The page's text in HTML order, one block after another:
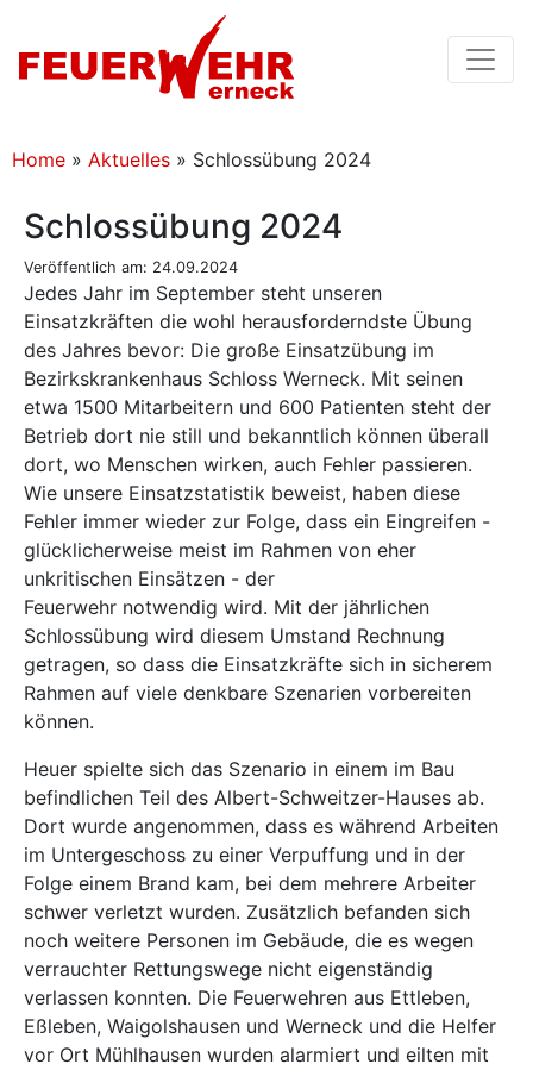
Home » Aktuelles » Schlossübung 2024
Schlossübung 2024
Veröffentlich am: 24.09.2024
Jedes Jahr im September steht unseren
Einsatzkräften die wohl herausforderndste Übung
des Jahres bevor: Die große Einsatzübung im
Bezirkskrankenhaus Schloss Werneck. Mit seinen
etwa 1500 Mitarbeitern und 600 Patienten steht der
Betrieb dort nie still und bekanntlich können überall
dort, wo Menschen wirken, auch Fehler passieren.
Wie unsere Einsatzstatistik beweist, haben diese
Fehler immer wieder zur Folge, dass ein Eingreifen -
glücklicherweise meist im Rahmen von eher
unkritischen Einsätzen - der
Feuerwehr notwendig wird. Mit der jährlichen
Schlossübung wird diesem Umstand Rechnung
getragen, so dass die Einsatzkräfte sich in sicherem
Rahmen auf viele denkbare Szenarien vorbereiten
können.
Heuer spielte sich das Szenario in einem im Bau
befindlichen Teil des Albert-Schweitzer-Hauses ab.
Dort wurde angenommen, dass es während Arbeiten
im Untergeschoss zu einer Verpuffung und in der
Folge einem Brand kam, bei dem mehrere Arbeiter
schwer verletzt wurden. Zusätzlich befanden sich
noch weitere Personen im Gebäude, die es wegen
verrauchter Rettungswege nicht eigenständig
verlassen konnten. Die Feuerwehren aus Ettleben,
Eßleben, Waigolshausen und Werneck und die Helfer
vor Ort Mühlhausen wurden alarmiert und eilten mit